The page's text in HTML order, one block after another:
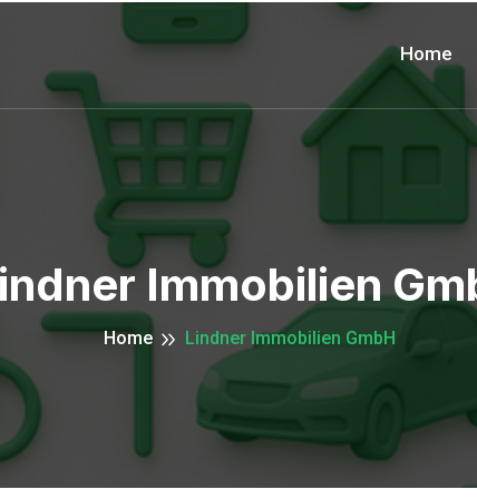
Home
Immobilien
Home Lindner Immobilien GmbH